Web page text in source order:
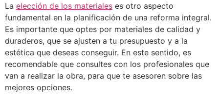
La elección de los materiales es otro aspecto
fundamental en la planificación de una reforma integral.
Es importante que optes por materiales de calidad y
duraderos, que se ajusten a tu presupuesto y a la
estética que deseas conseguir. En este sentido, es
recomendable que consultes con los profesionales que
van a realizar la obra, para que te asesoren sobre las
mejores opciones.